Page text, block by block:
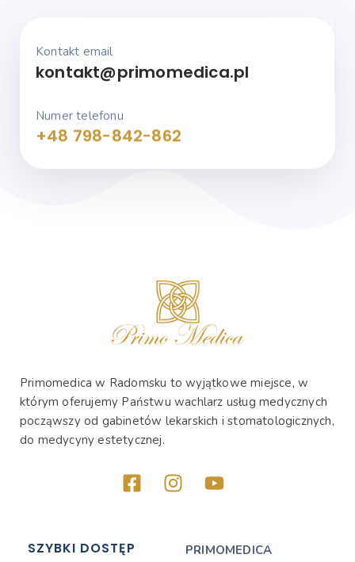
Kontakt email
kontakt@primomedica.pl
Numer telefonu
+48 798-842-862
Primomedica w Radomsku to wyjątkowe miejsce, w
którym oferujemy Państwu wachlarz usług medycznych
począwszy od gabinetów lekarskich i stomatologicznych,
do medycyny estetycznej.
SZYBKI DOSTĘP
PRIMOMEDICA